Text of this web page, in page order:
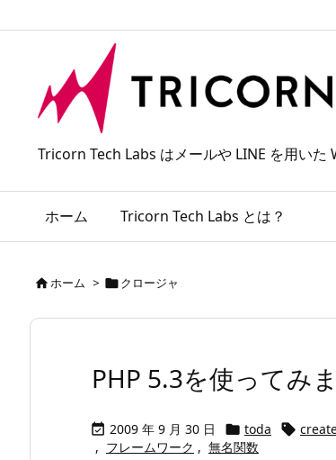
Tricorn Tech Labs はメールや LINE を用いた
ホーム Tricorn Tech Labs とは？
ホーム > クロージャ
PHP 5.3を使ってみま
 2009 年 9 月 30 日  toda 
, フレームワーク , 無名関数